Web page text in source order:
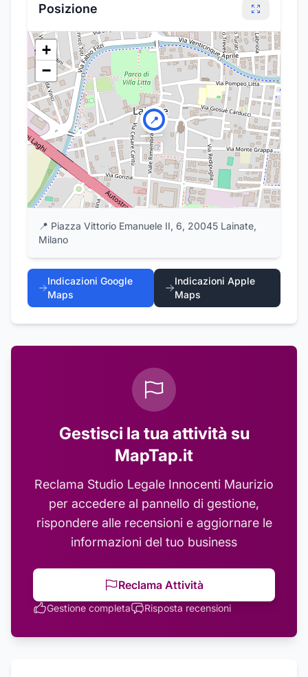
Posizione
📍
+
−
📍 Piazza Vittorio Emanuele II, 6, 20045 Lainate,
Milano
Indicazioni Google
Maps
Indicazioni Apple
Maps
Gestisci la tua attività su
MapTap.it
Reclama Studio Legale Innocenti Maurizio
per accedere al pannello di gestione,
rispondere alle recensioni e aggiornare le
informazioni del tuo business
Reclama Attività
Gestione completa Risposta recensioni